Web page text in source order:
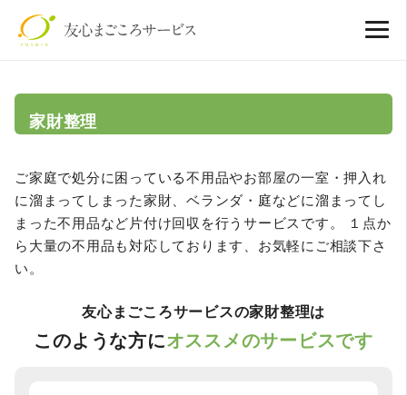
家財整理
ご家庭で処分に困っている不用品やお部屋の一室・押入れ
に溜まってしまった家財、ベランダ・庭などに溜まってし
まった不用品など片付け回収を行うサービスです。 １点か
ら大量の不用品も対応しております、お気軽にご相談下さ
い。
友心まごころサービスの家財整理は
このような方にオススメのサービスです